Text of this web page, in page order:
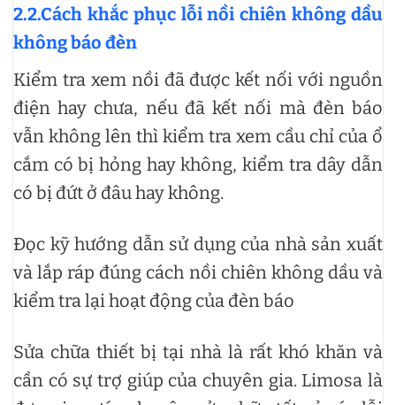
2.2.Cách khắc phục lỗi nồi chiên không dầu
không báo đèn
Kiểm tra xem nồi đã được kết nối với nguồn
điện hay chưa, nếu đã kết nối mà đèn báo
vẫn không lên thì kiểm tra xem cầu chỉ của ổ
cắm có bị hỏng hay không, kiểm tra dây dẫn
có bị đứt ở đâu hay không.
Đọc kỹ hướng dẫn sử dụng của nhà sản xuất
và lắp ráp đúng cách nồi chiên không dầu và
kiểm tra lại hoạt động của đèn báo
Sửa chữa thiết bị tại nhà là rất khó khăn và
cần có sự trợ giúp của chuyên gia. Limosa là